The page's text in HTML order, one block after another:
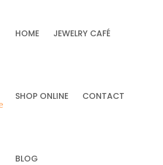
HOME JEWELRY CAFÉ
SHOP ONLINE CONTACT
BLOG